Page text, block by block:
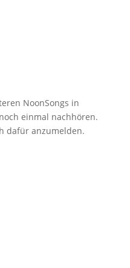
NoonSongs in
einmal nachhören.
dafür anzumelden.